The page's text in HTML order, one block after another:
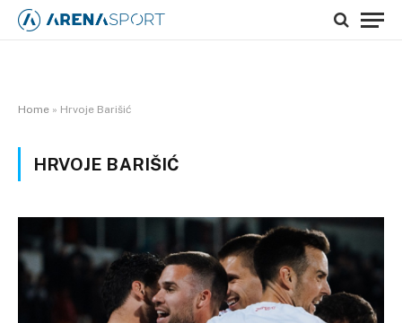
Home » Hrvoje Barišić
HRVOJE BARIŠIĆ